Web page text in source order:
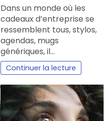
Dans un monde où les
cadeaux d’entreprise se
ressemblent tous, stylos,
agendas, mugs
génériques, il…
Continuer la lecture